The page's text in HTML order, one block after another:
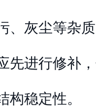
、灰尘等杂
先进行修补
构稳定性。